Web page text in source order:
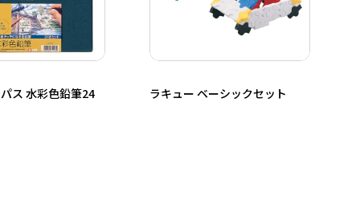
ス 水彩色鉛筆24 ラキュー ベーシックセット